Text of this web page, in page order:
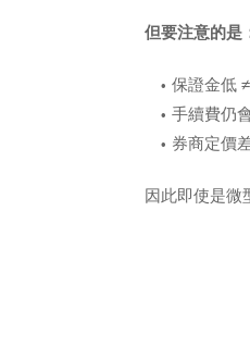
但要注意的是
保證金低
手續費仍
券商定價
因此即使是微